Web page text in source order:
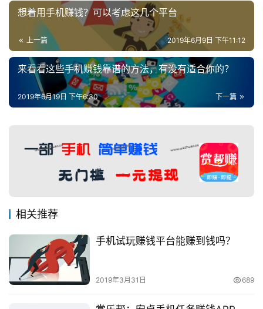
想着用手机赚钱？可以考虑这几个平台
上一篇 2019年6月9日 下午11:12
来看看这些手机赚钱靠谱的方法，有没有适合你的？
下一篇
2019年6月19日 下午6:30
相关推荐
手机试玩赚钱平台能赚到钱吗？
2019年3月31日 689